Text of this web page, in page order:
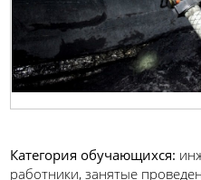
Категория обучающихся:
работники, занятые